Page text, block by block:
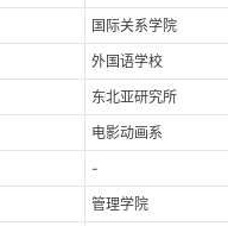
国际关系学院
外国语学校
东北亚研究所
电影动画系
-
管理学院